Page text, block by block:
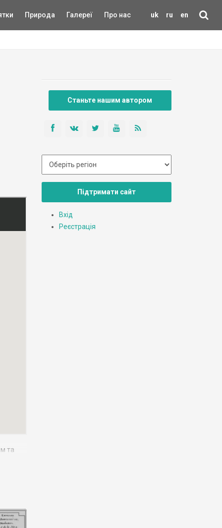
uk ru en
Природа Галереї Про нас
та
Станьте нашим автором
Підтримати сайт
Вхід
Реєстрація